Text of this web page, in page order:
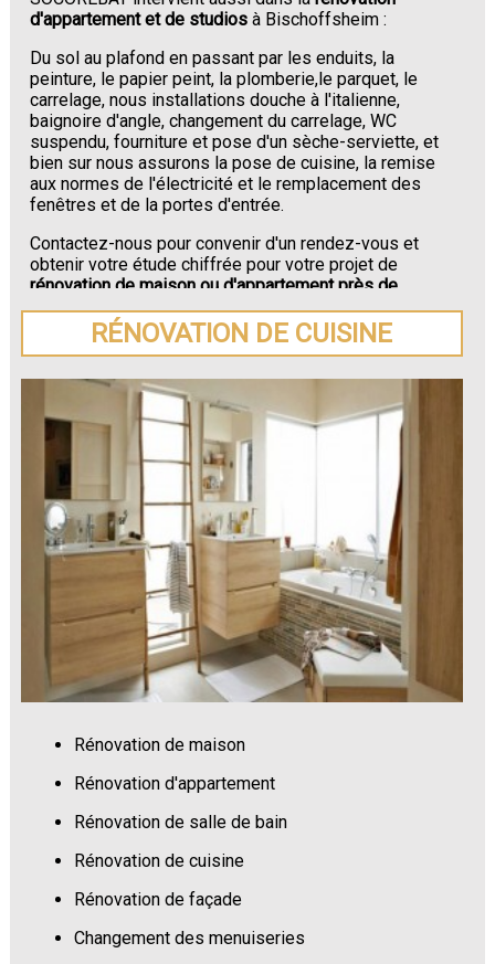
d'appartement et de studios à Bischoffsheim :
Du sol au plafond en passant par les enduits, la
peinture, le papier peint, la plomberie,le parquet, le
carrelage, nous installations douche à l'italienne,
baignoire d'angle, changement du carrelage, WC
suspendu, fourniture et pose d'un sèche-serviette, et
bien sur nous assurons la pose de cuisine, la remise
aux normes de l'électricité et le remplacement des
fenêtres et de la portes d'entrée.
Contactez-nous pour convenir d'un rendez-vous et
obtenir votre étude chiffrée pour votre projet de
rénovation de maison ou d'appartement près de
Bischoffsheim.
RÉNOVATION DE CUISINE
Rénovation de maison
Rénovation d'appartement
Rénovation de salle de bain
Rénovation de cuisine
Rénovation de façade
Changement des menuiseries